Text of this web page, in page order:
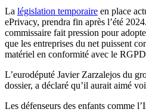
La législation temporaire en place
ePrivacy, prendra fin après l’été
commissaire fait pression pour
que les entreprises du net puissent
matériel en conformité avec le
L’eurodéputé Javier Zarzalejos du
dossier, a déclaré qu’il aurait aimé
Les défenseurs des enfants comme